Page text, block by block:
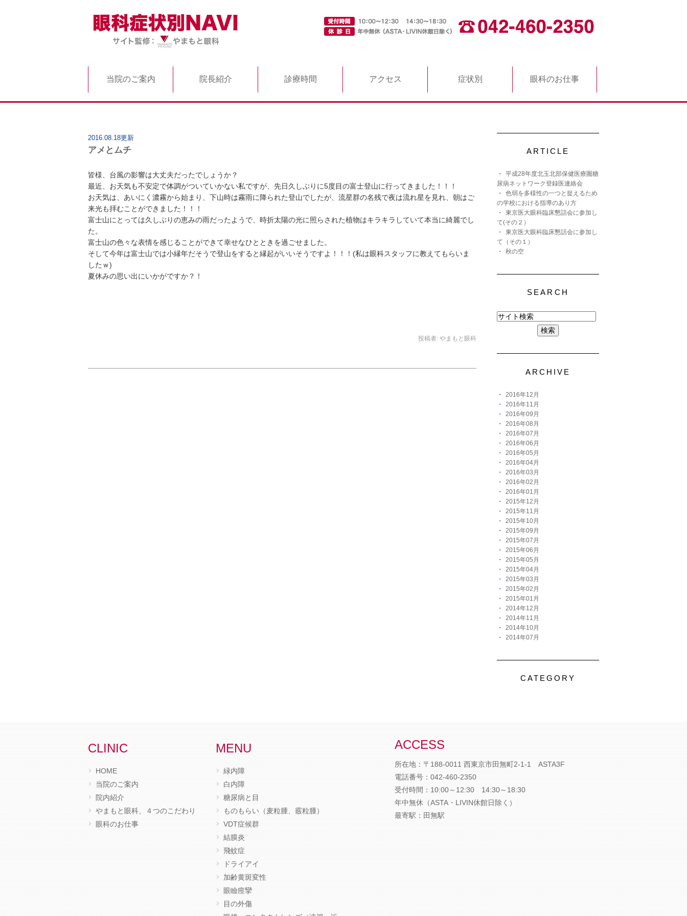
当院のご案内 院長紹介 診療時間 アクセス 症状別 眼科のお仕事
2016.08.18更新
アメとムチ
皆様、台風の影響は大丈夫だったでしょうか？
最近、お天気も不安定で体調がついていかない私ですが、先日久しぶりに5度目の富士登山に行ってきました！！！
お天気は、あいにく濃霧から始まり、下山時は霧雨に降られた登山でしたが、流星群の名残で夜は流れ星を見れ、朝はご
来光も拝むことができました！！！
富士山にとっては久しぶりの恵みの雨だったようで、時折太陽の光に照らされた植物はキラキラしていて本当に綺麗でし
た。
富士山の色々な表情を感じることができて幸せなひとときを過ごせました。
そして今年は富士山では小縁年だそうで登山をすると縁起がいいそうですよ！！！(私は眼科スタッフに教えてもらいま
したｗ)
夏休みの思い出にいかがですか？！
投稿者: やまもと眼科
ARTICLE
平成28年度北玉北部保健医療圏糖
尿病ネットワーク登録医連絡会
色弱を多様性の一つと捉えるため
の学校における指導のあり方
東京医大眼科臨床懇話会に参加し
て(その２）
東京医大眼科臨床懇話会に参加し
て（その１）
秋の空
SEARCH
ARCHIVE
2016年12月
2016年11月
2016年09月
2016年08月
2016年07月
2016年06月
2016年05月
2016年04月
2016年03月
2016年02月
2016年01月
2015年12月
2015年11月
2015年10月
2015年09月
2015年07月
2015年06月
2015年05月
2015年04月
2015年03月
2015年02月
2015年01月
2014年12月
2014年11月
2014年10月
2014年07月
CATEGORY
CLINIC
HOME
当院のご案内
院内紹介
やまもと眼科、４つのこだわり
眼科のお仕事
MENU
緑内障
白内障
糖尿病と目
ものもらい（麦粒腫、霰粒腫）
VDT症候群
結膜炎
飛蚊症
ドライアイ
加齢黄斑変性
眼瞼痙攣
目の外傷
ACCESS
所在地：〒188-0011 西東京市田無町2-1-1 ASTA3F
電話番号： 042-460-2350
受付時間：10:00～12:30 14:30～18:30
年中無休（ASTA・LIVIN休館日除く）
最寄駅：田無駅